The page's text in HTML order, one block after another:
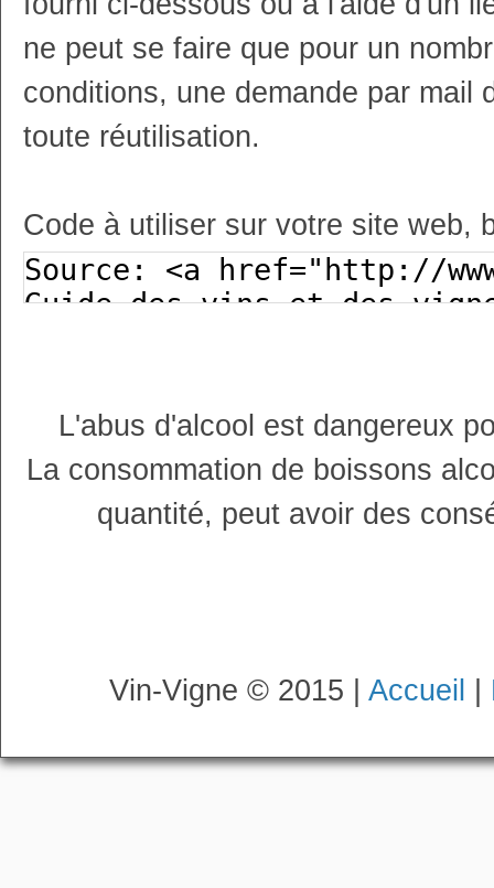
ne peut se faire que pour un
conditions, une demande par mail
toute réutilisation.
Code à utiliser sur votre site web,
L'abus d'alcool est dangereux
La consommation de boissons
quantité, peut avoir des
Vin-Vigne © 2015 | Accueil